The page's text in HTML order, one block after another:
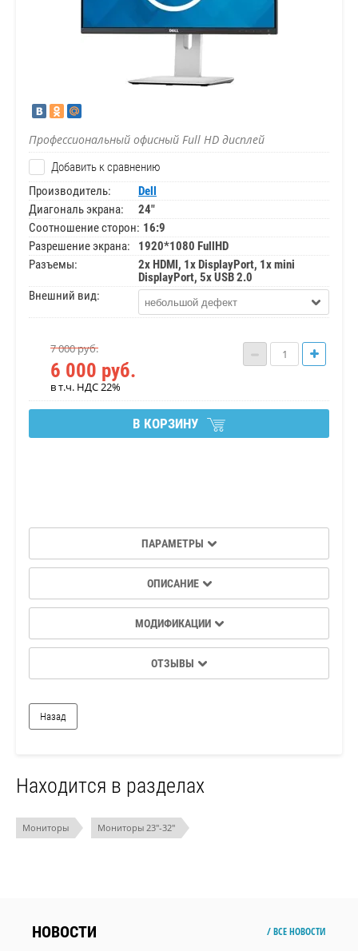
НОВОСТИ / ВСЕ НОВОСТИ
Профессиональный офисный Full HD дисплей
Добавить к сравнению
Производитель:
Dell
Диагональ экрана:
24"
Соотношение сторон: 16:9
Разрешение экрана:
1920*1080 FullHD
Разъемы:
2x HDMI, 1x DisplayPort, 1x mini
DisplayPort, 5x USB 2.0
Внешний вид:
небольшой дефект
7 000руб.
6 000 руб.
в т.ч. НДС 22%
В КОРЗИНУ
ПАРАМЕТРЫ
ОПИСАНИЕ
МОДИФИКАЦИИ
ОТЗЫВЫ
Назад
Находится в разделах
Мониторы Мониторы 23"-32"